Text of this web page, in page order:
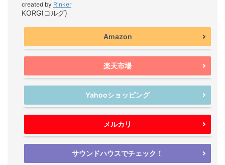
created by Rinker
KORG(コルグ)
Amazon
楽天市場
Yahooショッピング
メルカリ
サウンドハウスでチェック！